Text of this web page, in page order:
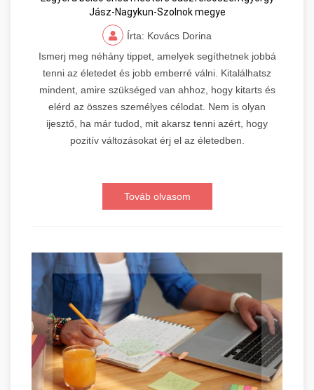
Jász-Nagykun-Szolnok megye
Írta: Kovács Dorina
Ismerj meg néhány tippet, amelyek segíthetnek jobbá
tenni az életedet és jobb emberré válni. Kitalálhatsz
mindent, amire szükséged van ahhoz, hogy kitarts és
elérd az összes személyes célodat. Nem is olyan
ijesztő, ha már tudod, mit akarsz tenni azért, hogy
pozitív változásokat érj el az életedben.
Továb olvasom